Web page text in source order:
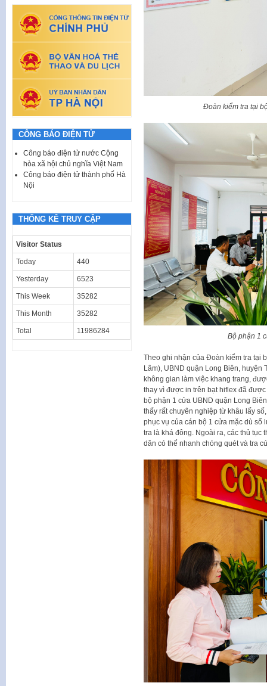
Đoàn kiểm tra tại
Bộ phận 1
Theo ghi nhận của Đoàn kiểm tra tại
Lâm), UBND quận Long Biên, huyện
không gian làm việc khang trang,
thay vì được in trên bạt hiflex đã
bộ phận 1 cửa UBND quận Long
thấy rất chuyên nghiệp từ khâu lấy
phục vụ của cán bộ 1 cửa mặc dù
tra là khá đông. Ngoài ra, các thủ
dân có thể nhanh chóng quét và tra
CÔNG BÁO ĐIỆN TỬ
Công báo điện tử nước Cộng
hòa xã hội chủ nghĩa Việt Nam
Công báo điện tử thành phố Hà
Nội
THỐNG KÊ TRUY CẬP
Visitor Status
Today 440
Yesterday 6523
This Week 35282
This Month 35282
Total 11986284